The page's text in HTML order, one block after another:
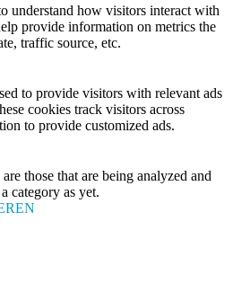
understand how visitors interact with
provide information on metrics the
traffic source, etc.
to provide visitors with relevant ads
cookies track visitors across
to provide customized ads.
those that are being analyzed and
category as yet.